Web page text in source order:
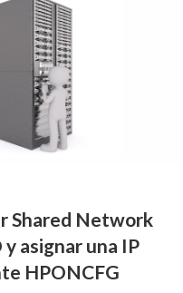
Shared Network
y asignar una IP
HPONCFG